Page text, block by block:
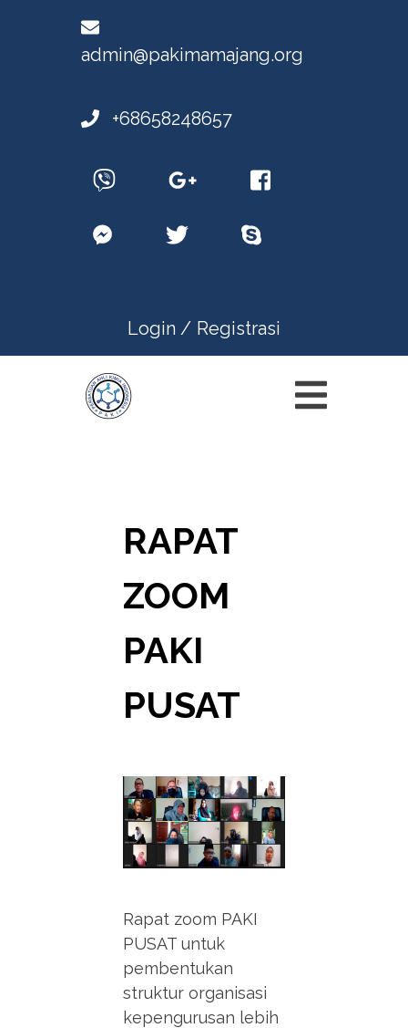
admin@pakimamajang.org
+68658248657
Login / Registrasi
RAPAT
ZOOM
PAKI
PUSAT
Rapat zoom PAKI
PUSAT untuk
pembentukan
struktur organisasi
kepengurusan lebih